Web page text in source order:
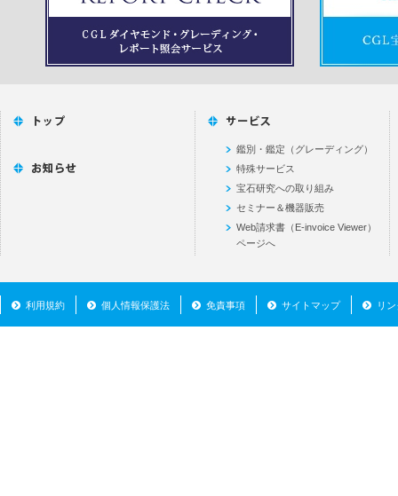
鑑別・鑑定（グレーディング）
特殊サービス
宝石研究への取り組み
セミナー＆機器販売
Web請求書（E-invoice Viewer）
ページへ
利用規約 個人情報保護法 免責事項 サイトマップ リ